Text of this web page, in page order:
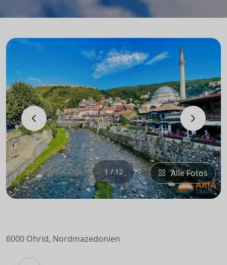
‹ ›
1 / 12 Alle Fotos
6000 Ohrid, Nordmazedonien